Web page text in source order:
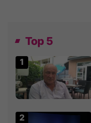
Top 5